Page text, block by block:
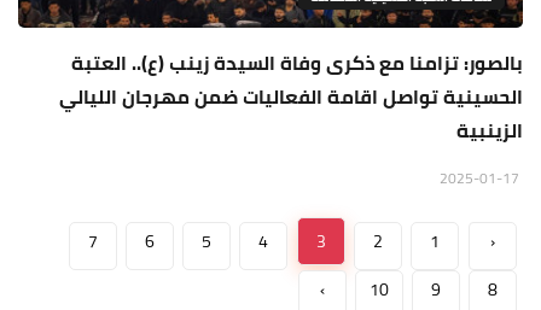
بالصور: تزامنا مع ذكرى وفاة السيدة زينب (ع).. العتبة
الحسينية تواصل اقامة الفعاليات ضمن مهرجان الليالي
الزينبية
‹
1
2
3
4
5
6
7
8
9
10
›